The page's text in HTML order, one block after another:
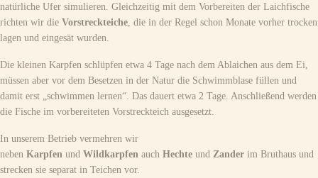
natürliche Ufer simulieren. Gleichzeitig mit dem Vorbereiten der Laichfische
richten wir die Vorstreckteiche, die in der Regel schon Monate vorher trocken
lagen und eingesät wurden.
Die kleinen Karpfen schlüpfen etwa 4 Tage nach dem Ablaichen aus dem Ei,
müssen aber vor dem Besetzen in der Natur die Schwimmblase füllen und
damit erst „schwimmen lernen“. Das dauert etwa 2 Tage. Anschließend werden
die Fische im vorbereiteten Vorstreckteich ausgesetzt.
In unserem Betrieb vermehren wir
neben Karpfen und Wildkarpfen auch Hechte und Zander im Bruthaus und
strecken sie separat in Teichen vor.